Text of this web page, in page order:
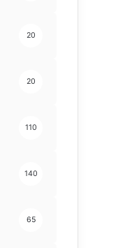
20
20
110
140
65